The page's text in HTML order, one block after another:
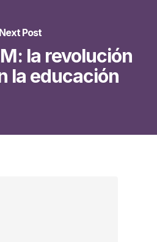
Next Post
la revolución
la educación